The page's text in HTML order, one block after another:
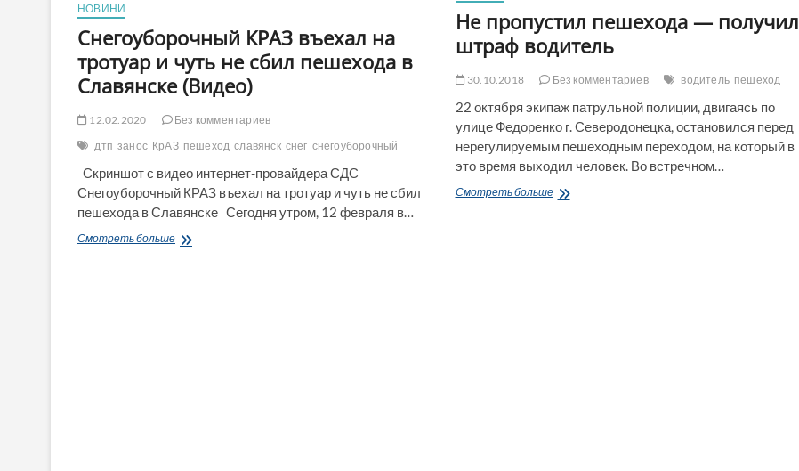
НОВИНИ
Снегоуборочный КРАЗ въехал на
тротуар и чуть не сбил пешехода в
Славянске (Видео)
12.02.2020
Без комментариев
дтп занос КрАЗ пешеход славянск снег снегоуборочный
Скриншот с видео интернет-провайдера СДС
Снегоуборочный КРАЗ въехал на тротуар и чуть не сбил
пешехода в Славянске Сегодня утром, 12 февраля в…
Смотреть большеСнегоуборочный
Не пропустил пешехода — получил
штраф водитель
30.10.2018 Без комментариев водитель пешеход
22 октября экипаж патрульной полиции, двигаясь по
улице Федоренко г. Северодонецка, остановился перед
нерегулируемым пешеходным переходом, на который в
это время выходил человек. Во встречном…
Смотреть большеНе